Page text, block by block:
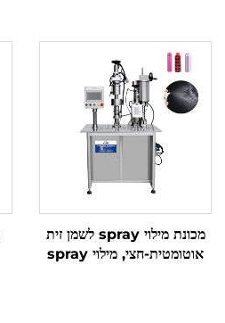
מכונת מילוי spray לשמן זית
אוטומטית-חצי, מילוי spray